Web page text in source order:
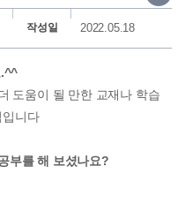
작성일 2022.05.18
.^^
도움이 될 만한 교재나 학습
니다
부를 해 보셨나요?